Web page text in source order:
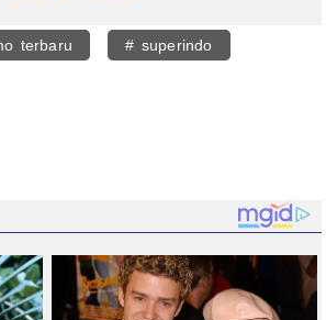
terbaru # superindo